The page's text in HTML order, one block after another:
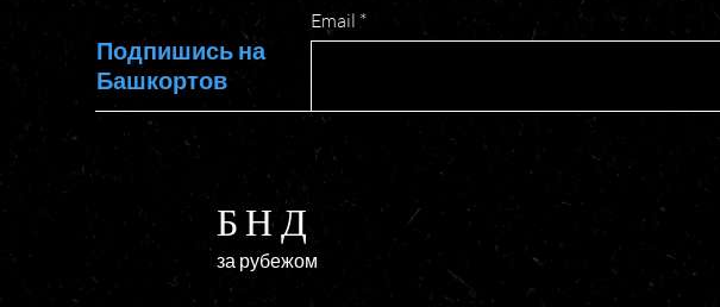
Подпишись на
Башкортов
Email
БНД
за рубежом